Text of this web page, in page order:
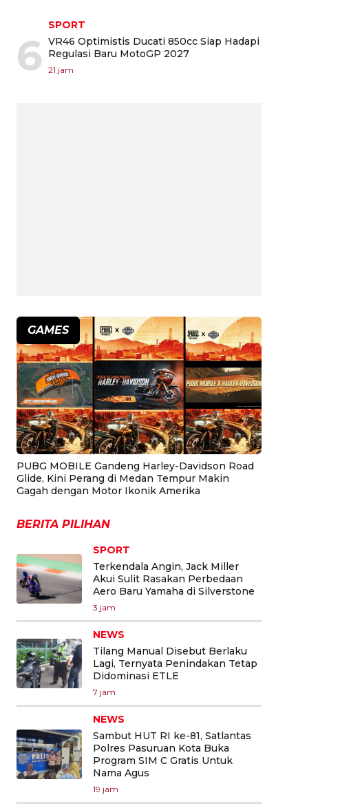
6
SPORT
VR46 Optimistis Ducati 850cc Siap Hadapi
Regulasi Baru MotoGP 2027
21 jam
GAMES
PUBG MOBILE Gandeng Harley-Davidson Road
Glide, Kini Perang di Medan Tempur Makin
Gagah dengan Motor Ikonik Amerika
BERITA PILIHAN
SPORT
Terkendala Angin, Jack Miller
Akui Sulit Rasakan Perbedaan
Aero Baru Yamaha di Silverstone
3 jam
NEWS
Tilang Manual Disebut Berlaku
Lagi, Ternyata Penindakan Tetap
Didominasi ETLE
7 jam
NEWS
Sambut HUT RI ke-81, Satlantas
Polres Pasuruan Kota Buka
Program SIM C Gratis Untuk
Nama Agus
19 jam